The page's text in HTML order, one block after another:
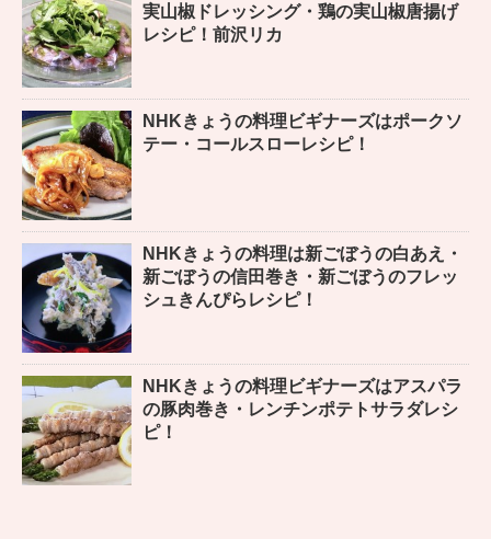
実山椒ドレッシング・鶏の実山椒唐揚げ
レシピ！前沢リカ
NHKきょうの料理ビギナーズはポークソ
テー・コールスローレシピ！
NHKきょうの料理は新ごぼうの白あえ・
新ごぼうの信田巻き・新ごぼうのフレッ
シュきんぴらレシピ！
NHKきょうの料理ビギナーズはアスパラ
の豚肉巻き・レンチンポテトサラダレシ
ピ！